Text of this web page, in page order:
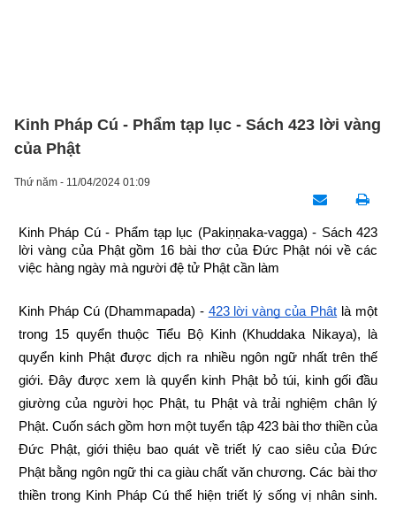
Kinh Pháp Cú - Phẩm tạp lục - Sách 423 lời vàng
của Phật
Thứ năm - 11/04/2024 01:09
Kinh Pháp Cú - Phẩm tạp lục (Pakiṇṇaka-vagga) - Sách 423
lời vàng của Phật gồm 16 bài thơ của Đức Phật nói về các
việc hàng ngày mà người đệ tử Phật cần làm
Kinh Pháp Cú (Dhammapada) - 423 lời vàng của Phật là một
trong 15 quyển thuộc Tiểu Bộ Kinh (Khuddaka Nikaya), là
quyển kinh Phật được dịch ra nhiều ngôn ngữ nhất trên thế
giới. Đây được xem là quyển kinh Phật bỏ túi, kinh gối đầu
giường của người học Phật, tu Phật và trải nghiệm chân lý
Phật. Cuốn sách gồm hơn một tuyển tập 423 bài thơ thiền của
Đức Phật, giới thiệu bao quát về triết lý cao siêu của Đức
Phật bằng ngôn ngữ thi ca giàu chất văn chương. Các bài thơ
thiền trong Kinh Pháp Cú thể hiện triết lý sống vị nhân sinh.